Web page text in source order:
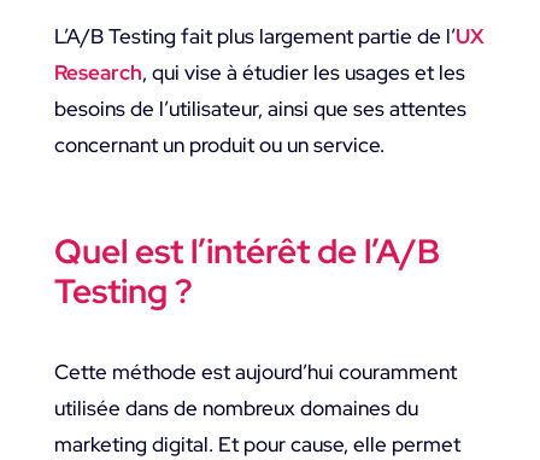
L’A/B Testing fait plus largement partie de l’UX
Research, qui vise à étudier les usages et les
besoins de l’utilisateur, ainsi que ses attentes
concernant un produit ou un service.
Quel est l’intérêt de l’A/B
Testing ?
Cette méthode est aujourd’hui couramment
utilisée dans de nombreux domaines du
marketing digital. Et pour cause, elle permet